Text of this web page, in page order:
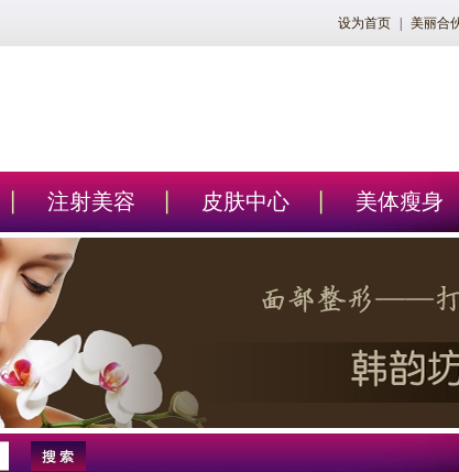
设为首页 美丽合
注射美容 皮肤中心 美体瘦身